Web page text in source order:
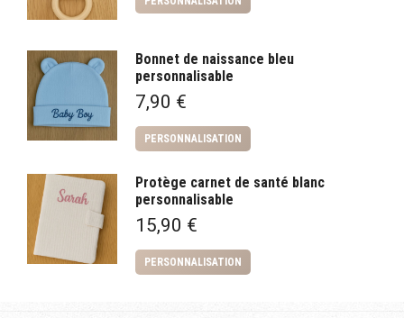
Bonnet de naissance bleu
personnalisable
7,90 €
PERSONNALISATION
Protège carnet de santé blanc
personnalisable
15,90 €
PERSONNALISATION